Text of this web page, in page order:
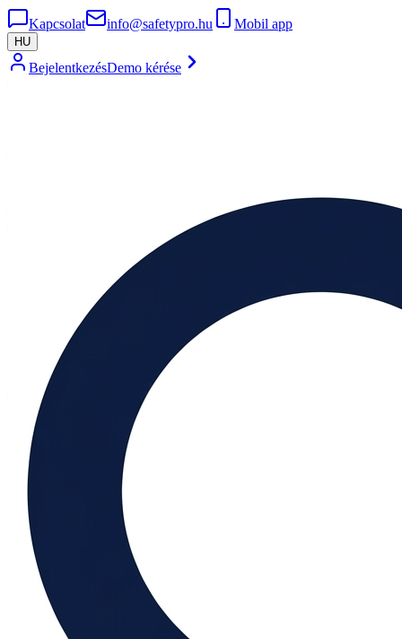
Kapcsolat info@safetypro.hu Mobil app
HU
BejelentkezésDemo kérése